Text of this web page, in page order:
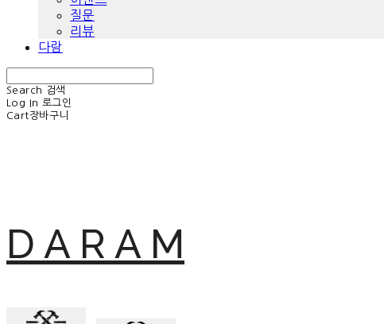
질문
리뷰
다람
Search
검색
Log In
로그인
Cart장바구니
D A R A M